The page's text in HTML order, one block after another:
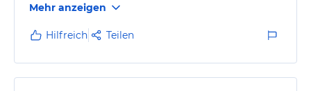
Mehr anzeigen
Hilfreich Teilen